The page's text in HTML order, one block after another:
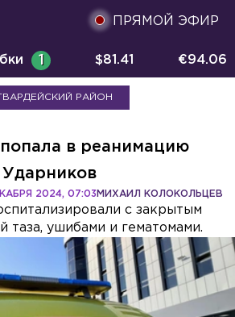
ПРЯМОЙ ЭФИР
1 $81.41 €94.06
РАЙОН
в реанимацию
МИХАИЛ КОЛОКОЛЬЦЕВ
2024, 07:03
с закрытым
таза, ушибами и гематомами.